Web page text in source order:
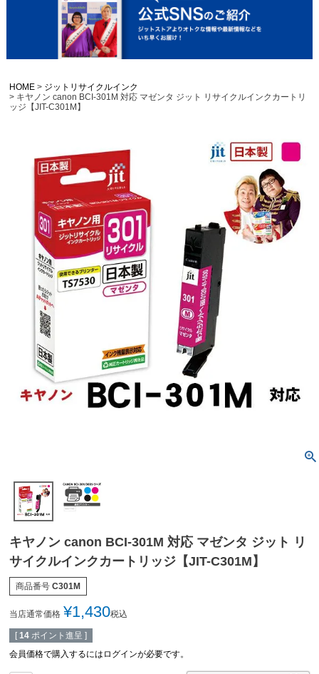
HOME
ジットリサイクルインク
キヤノン canon BCI-301M 対応 マゼンタ ジット リサイクルインクカートリ
ッジ【JIT-C301M】
キヤノン canon BCI-301M 対応 マゼンタ ジット リ
サイクルインクカートリッジ【JIT-C301M】
商品番号 C301M
当店通常価格 ¥1,430税込
[ 14 ポイント進呈 ]
会員価格で購入するにはログインが必要です。